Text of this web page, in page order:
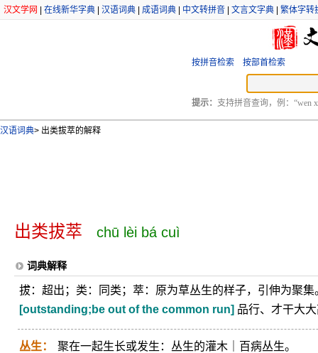
汉文学网 在线新华字典 汉语词典 成语词典 中文转拼音 文言文字典 繁体字转
按拼音检索 按部首检索
提示： 支持拼音查询，例：“wen
汉语词典> 出类拔萃的解释
出类拔萃 chū lèi bá cuì
词典解释
拔：超出；类：同类；萃：原为草丛生的样子，引伸为聚
[outstanding;be out of the common run] 品行、才干大
丛生： 聚在一起生长或发生：丛生的灌木｜百病丛生。